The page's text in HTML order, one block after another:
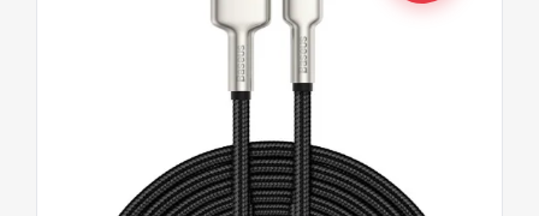
BASEUS
CALJK-
B01
Cafule